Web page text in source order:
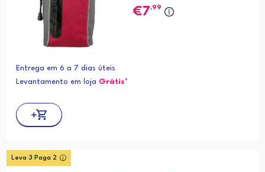
7,99
Entrega em 6 a 7 dias úteis
Levantamento em loja Grátis*
Leva 3 Paga 2